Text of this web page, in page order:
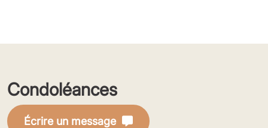
Condoléances
Écrire un message